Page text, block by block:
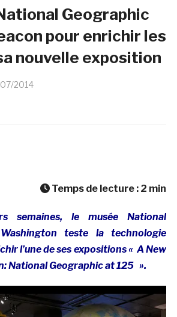
Geographic
pour enrichir les
nouvelle exposition
2014
Temps de lecture : 2 min
semaines, le musée National
teste la technologie
l’une de ses expositions « A New
National Geographic at 125 ».